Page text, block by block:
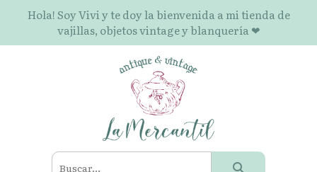
Hola! Soy Vivi y te doy la bienvenida a mi tienda de
vajillas, objetos vintage y blanquería ❤